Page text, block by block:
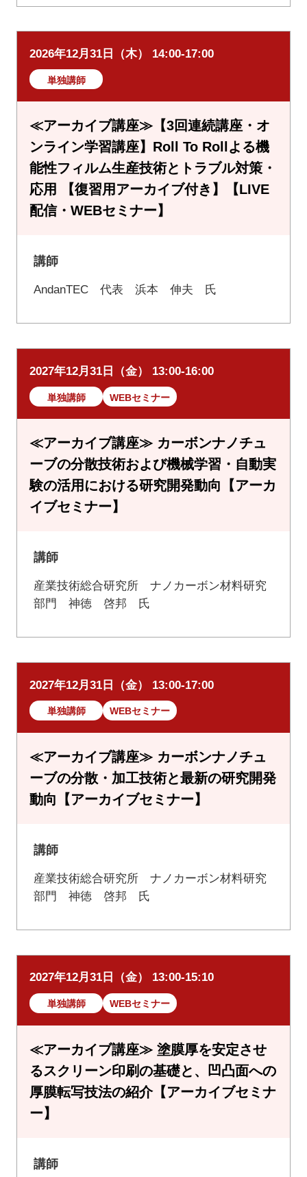
2026年12月31日（木） 14:00-17:00
単独講師
≪アーカイブ講座≫【3回連続講座・オ
ンライン学習講座】Roll To Rollよる機
能性フィルム生産技術とトラブル対策・
応用 【復習用アーカイブ付き】【LIVE
配信・WEBセミナー】
講師
AndanTEC 代表 浜本 伸夫 氏
2027年12月31日（金） 13:00-16:00
単独講師 WEBセミナー
≪アーカイブ講座≫ カーボンナノチュ
ーブの分散技術および機械学習・自動実
験の活用における研究開発動向【アーカ
イブセミナー】
講師
産業技術総合研究所 ナノカーボン材料研究
部門 神徳 啓邦 氏
2027年12月31日（金） 13:00-17:00
単独講師 WEBセミナー
≪アーカイブ講座≫ カーボンナノチュ
ーブの分散・加工技術と最新の研究開発
動向【アーカイブセミナー】
講師
産業技術総合研究所 ナノカーボン材料研究
部門 神徳 啓邦 氏
2027年12月31日（金） 13:00-15:10
単独講師 WEBセミナー
≪アーカイブ講座≫ 塗膜厚を安定させ
るスクリーン印刷の基礎と、凹凸面への
厚膜転写技法の紹介【アーカイブセミナ
ー】
講師